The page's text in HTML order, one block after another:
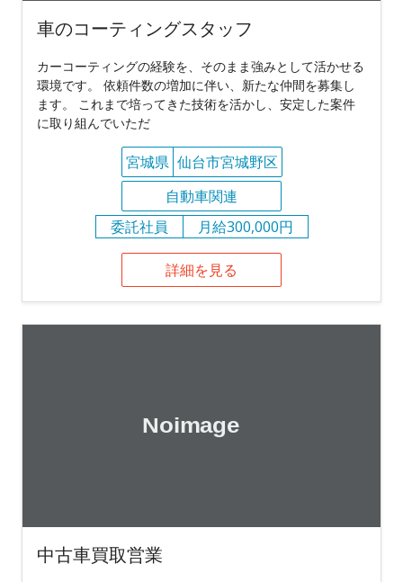
車のコーティングスタッフ
カーコーティングの経験を、そのまま強みとして活かせる
環境です。 依頼件数の増加に伴い、新たな仲間を募集し
ます。 これまで培ってきた技術を活かし、安定した案件
に取り組んでいただ
宮城県 仙台市宮城野区
自動車関連
委託社員
月給300,000円
詳細を見る
中古車買取営業